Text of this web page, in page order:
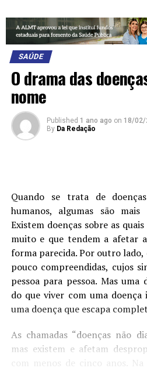
SAÚDE
O drama das
nome
Published 1 ano ago on 18/02/
By Da Redação
Quando se trata de
humanos, algumas são
Existem doenças sobre as
muito e que tendem a afetar
forma parecida. Por outro lado,
pouco compreendidas, cujos
pessoa para pessoa. Mas uma
do que viver com uma
uma doença que escapa
As chamadas “doenças não
mas existem e afetam